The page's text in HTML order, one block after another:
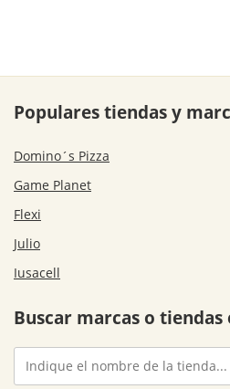
Populares tiendas y
Domino´s Pizza
Game Planet
Flexi
Julio
Iusacell
Buscar marcas o tiendas